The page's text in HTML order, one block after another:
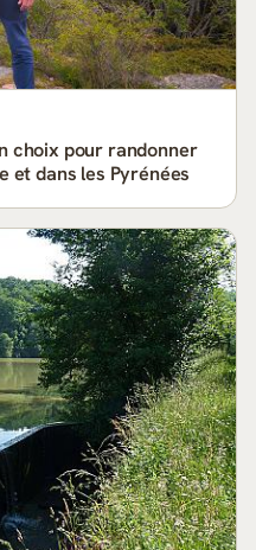
choix pour randonner
et dans les Pyrénées